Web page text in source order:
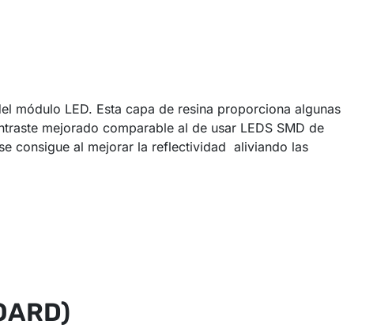
módulo LED. Esta capa de resina proporciona algunas
mejorado comparable al de usar LEDS SMD de
consigue al mejorar la reflectividad aliviando las